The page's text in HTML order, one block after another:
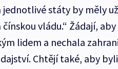
jednotlivé státy by měly
vládu.“ Žádají,
lidem a nechala
Chtějí také, aby